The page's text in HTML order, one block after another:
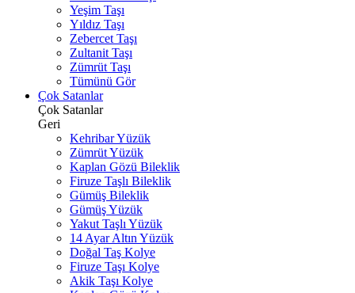
Yeşim Taşı
Yıldız Taşı
Zebercet Taşı
Zultanit Taşı
Zümrüt Taşı
Tümünü Gör
Çok Satanlar
Çok Satanlar
Geri
Kehribar Yüzük
Zümrüt Yüzük
Kaplan Gözü Bileklik
Firuze Taşlı Bileklik
Gümüş Bileklik
Gümüş Yüzük
Yakut Taşlı Yüzük
14 Ayar Altın Yüzük
Doğal Taş Kolye
Firuze Taşı Kolye
Akik Taşı Kolye